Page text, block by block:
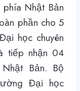
Nhật Bản
phần cho 5
học chuyên
tiếp nhận 04
Bản. Bộ
Đại học